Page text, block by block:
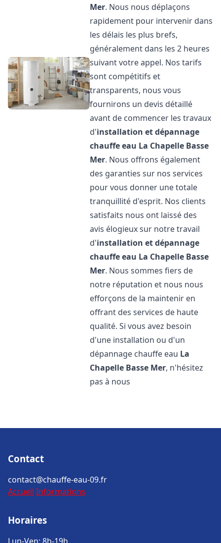
Mer. Nous nous déplaçons
rapidement pour intervenir dans
les délais les plus brefs,
généralement dans les 2 heures
suivant votre appel. Nos tarifs
sont compétitifs et
transparents, nous vous
fournirons un devis détaillé
avant de commencer les travaux
d'installation et dépannage
chauffe eau La Chapelle Basse
Mer. Nous offrons également
des garanties sur nos services
pour vous donner une totale
tranquillité d'esprit. Nos clients
satisfaits nous ont laissé des
avis élogieux sur notre travail
d'installation et dépannage
chauffe eau La Chapelle Basse
Mer. Nous sommes fiers de
notre réputation et nous nous
efforçons de la maintenir en
offrant des services de haute
qualité. Si vous avez besoin
d'une installation ou d'un
dépannage chauffe eau La
Chapelle Basse Mer, n'hésitez
pas à nous
Contact
contact@chauffe-eau-09.fr
Accueil Informations
Horaires